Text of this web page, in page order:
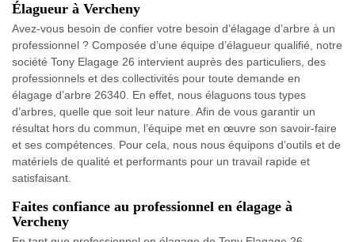
Élagueur à Vercheny
Avez-vous besoin de confier votre besoin d’élagage d’arbre à un
professionnel ? Composée d’une équipe d’élagueur qualifié, notre
société Tony Elagage 26 intervient auprès des particuliers, des
professionnels et des collectivités pour toute demande en
élagage d’arbre 26340. En effet, nous élaguons tous types
d’arbres, quelle que soit leur nature. Afin de vous garantir un
résultat hors du commun, l’équipe met en œuvre son savoir-faire
et ses compétences. Pour cela, nous nous équipons d’outils et de
matériels de qualité et performants pour un travail rapide et
satisfaisant.
Faites confiance au professionnel en élagage à
Vercheny